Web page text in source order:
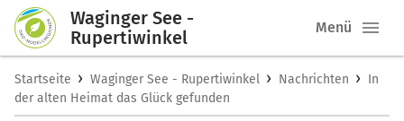
Waginger See -
Rupertiwinkel
Menü
Startseite › Waginger See - Rupertiwinkel › Nachrichten › In
der alten Heimat das Glück gefunden